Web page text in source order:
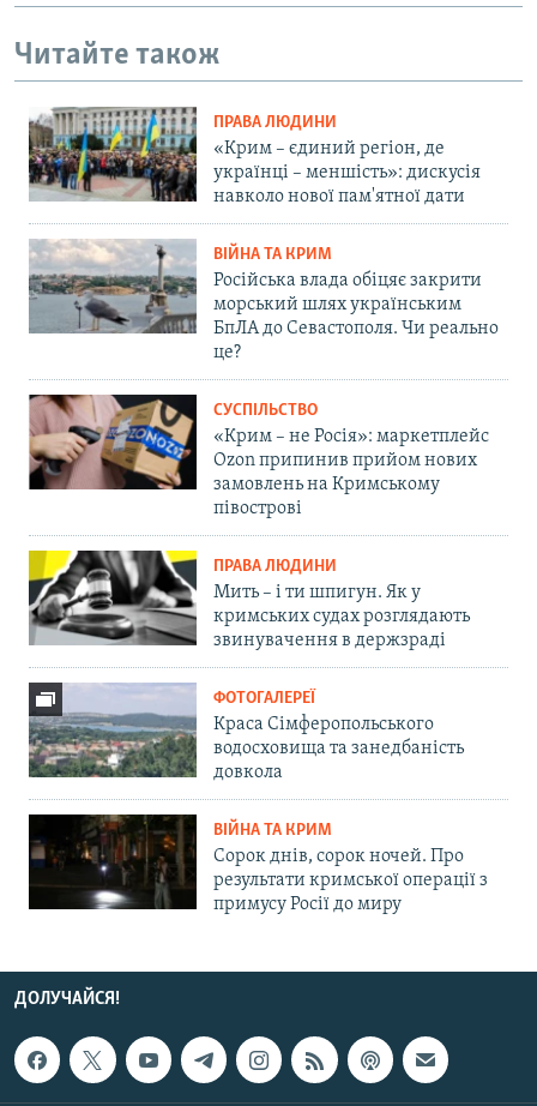
Читайте також
ПРАВА ЛЮДИНИ
«Крим – єдиний регіон, де
українці – меншість»: дискусія
навколо нової пам'ятної дати
ВІЙНА ТА КРИМ
Російська влада обіцяє закрити
морський шлях українським
БпЛА до Севастополя. Чи реально
це?
СУСПІЛЬСТВО
«Крим – не Росія»: маркетплейс
Ozon припинив прийом нових
замовлень на Кримському
півострові
ПРАВА ЛЮДИНИ
Мить – і ти шпигун. Як у
кримських судах розглядають
звинувачення в держзраді
ФОТОГАЛЕРЕЇ
Краса Сімферопольського
водосховища та занедбаність
довкола
ВІЙНА ТА КРИМ
Сорок днів, сорок ночей. Про
результати кримської операції з
примусу Росії до миру
ДОЛУЧАЙСЯ!